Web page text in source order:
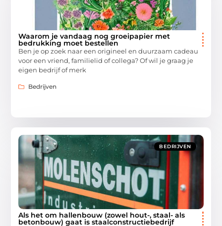
Waarom je vandaag nog groeipapier met
bedrukking moet bestellen
Ben je op zoek naar een origineel en duurzaam cadeau
voor een vriend, familielid of collega? Of wil je graag je
eigen bedrijf of merk
Bedrijven
BEDRIJVEN
Als het om hallenbouw (zowel hout-, staal- als
betonbouw) gaat is staalconstructiebedrijf